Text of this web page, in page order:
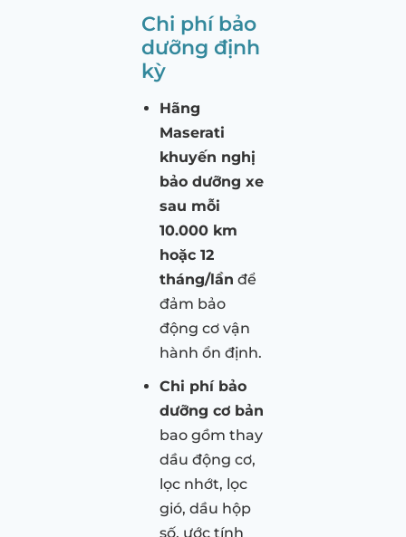
Chi phí bảo
dưỡng định
kỳ
Hãng
Maserati
khuyến nghị
bảo dưỡng xe
sau mỗi
10.000 km
hoặc 12
tháng/lần để
đảm bảo
động cơ vận
hành ổn định.
Chi phí bảo
dưỡng cơ bản
bao gồm thay
dầu động cơ,
lọc nhớt, lọc
gió, dầu hộp
số, ước tính